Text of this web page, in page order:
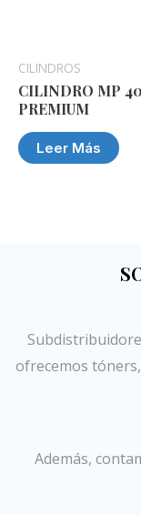
CILINDROS
CILINDRO MP
PREMIUM
Leer Más
ofrecemos
Además,